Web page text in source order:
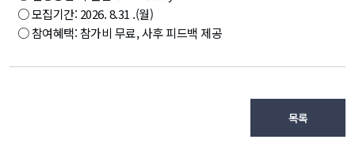
○ 모집기간: 2026. 8.31 .(월)
○ 참여혜택: 참가비 무료, 사후 피드백 제공
목록